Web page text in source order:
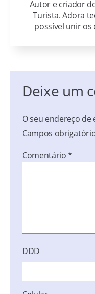
Autor e criador
Turista. Adora
possível unir os
Deixe um
O seu endereço
Campos
Comentário*
DDD